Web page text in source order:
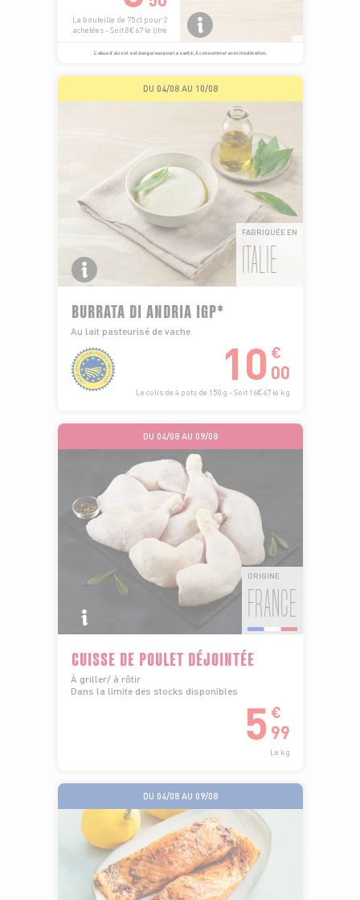
La bouteille de 75 cl pour 2
achetées - Soit 8€67 le litre
L’abus d’alcool est dangereux pour la santé. À consommer avec modération.
DU 04/08 AU 10/08
FABRIQUÉE EN
ITALIE
BURRATA DI ANDRIA IGP*
Au lait pasteurisé de vache
10 €
00
Le colis de 4 pots de 150 g - Soit 16€67 le kg
DU 04/08 AU 09/08
ORIGINE
FRANCE
CUISSE DE POULET DÉJOINTÉE
À griller/ à rôtir
Dans la limite des stocks disponibles
5 €
99
Le kg
DU 04/08 AU 09/08